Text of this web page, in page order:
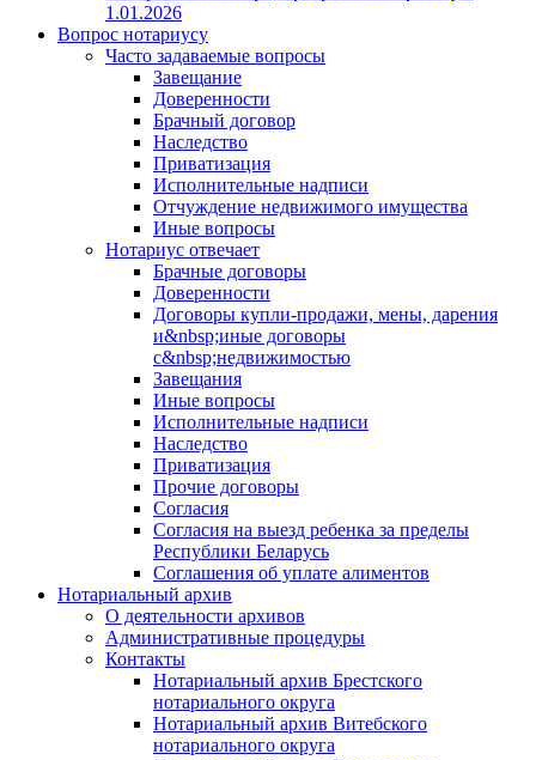
1.01.2026
Вопрос нотариусу
Часто задаваемые вопросы
Завещание
Доверенности
Брачный договор
Наследство
Приватизация
Исполнительные надписи
Отчуждение недвижимого имущества
Иные вопросы
Нотариус отвечает
Брачные договоры
Доверенности
Договоры купли-продажи, мены, дарения
и&nbsp;иные договоры
с&nbsp;недвижимостью
Завещания
Иные вопросы
Исполнительные надписи
Наследство
Приватизация
Прочие договоры
Согласия
Согласия на выезд ребенка за пределы
Республики Беларусь
Соглашения об уплате алиментов
Нотариальный архив
О деятельности архивов
Административные процедуры
Контакты
Нотариальный архив Брестского
нотариального округа
Нотариальный архив Витебского
нотариального округа